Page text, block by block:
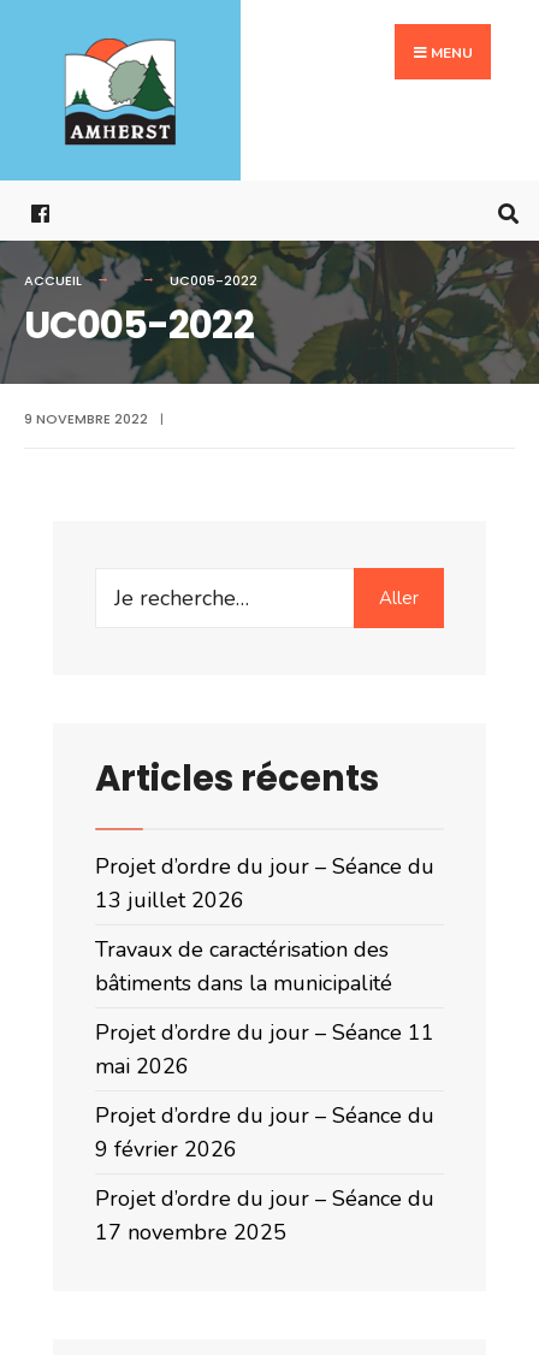
contenu
MENU
ACCUEIL UC005-2022
UC005-2022
9 NOVEMBRE 2022 |
Search
Aller
Articles récents
Projet d’ordre du jour – Séance du
13 juillet 2026
Travaux de caractérisation des
bâtiments dans la municipalité
Projet d’ordre du jour – Séance 11
mai 2026
Projet d’ordre du jour – Séance du
9 février 2026
Projet d’ordre du jour – Séance du
17 novembre 2025
for: